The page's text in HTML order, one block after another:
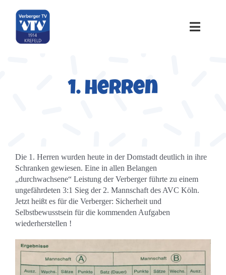
Inhalt
springen
Toggle
Über uns
Termine
Galerie
Sponsoren
1. Herren
Die 1. Herren wurden heute in der Domstadt deutlich in ihre
Schranken gewiesen. Eine in allen Belangen
„durchwachsene“ Leistung der Verberger führte zu einem
ungefährdeten 3:1 Sieg der 2. Mannschaft des AVC Köln.
Jetzt heißt es für die Verberger: Sicherheit und
Selbstbewusstsein für die kommenden Aufgaben
wiederherstellen !